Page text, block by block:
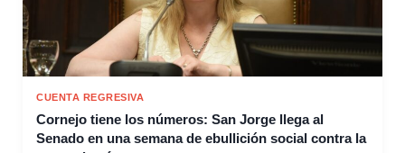
CUENTA REGRESIVA
Cornejo tiene los números: San Jorge llega al
Senado en una semana de ebullición social contra la